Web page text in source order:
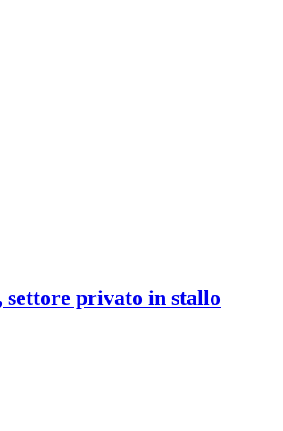
settore privato in stallo